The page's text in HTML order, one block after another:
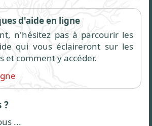
d'aide en ligne
n'hésitez pas à parcourir les
qui vous éclaireront sur les
et comment y accéder.
?
...